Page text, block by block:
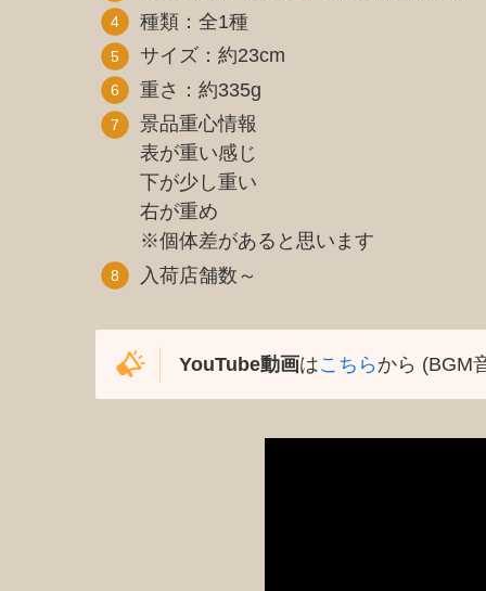
種類：全1種
サイズ：約23cm
重さ：約335g
景品重心情報
表が重い感じ
下が少し重い
右が重め
※個体差があると思います
入荷店舗数～
YouTube動画はこちら から (BGM